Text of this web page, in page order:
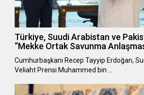
Türkiye, Suudi Arabistan ve
“Mekke Ortak Savunma
Cumhurbaşkanı Recep Tayyip Erdoğan,
Veliaht Prensi Muhammed bin …